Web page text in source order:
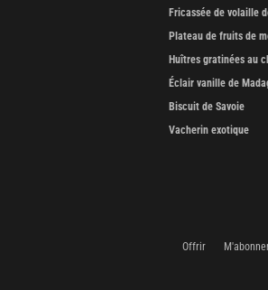
Fricassée de volaille
Plateau de fruits de
Huîtres gratinées au
Éclair vanille de
Biscuit de Savoie
Vacherin exotique
Offrir